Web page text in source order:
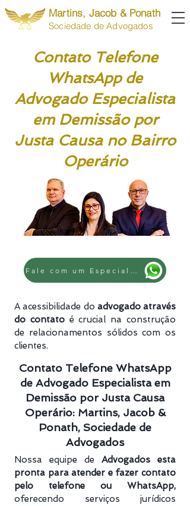
Martins, Jacob & Ponath
Sociedade de Advogados
Contato Telefone
WhatsApp de
Advogado Especialista
em Demissão por
Justa Causa no Bairro
Operário
A acessibilidade do advogado através
do contato é crucial na construção
de relacionamentos sólidos com os
clientes.
Contato Telefone WhatsApp
de Advogado Especialista em
Demissão por Justa Causa
Operário: Martins, Jacob &
Ponath, Sociedade de
Advogados
Nossa equipe de Advogados esta
pronta para atender e fazer contato
pelo telefone ou WhatsApp,
oferecendo serviços jurídicos